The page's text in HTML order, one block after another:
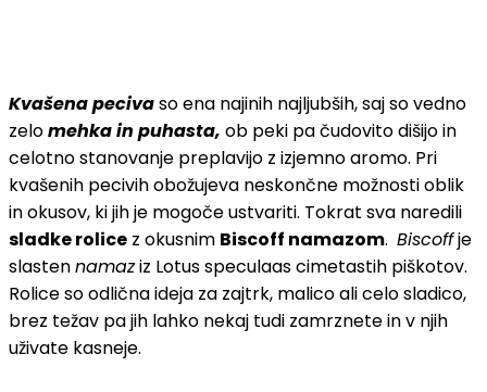
Kvašena pecivaso ena najinih najljubših, saj so vedno
zelomehka in puhasta, ob peki pa čudovito dišijo in
celotno stanovanje preplavijo z izjemno aromo. Pri
kvašenih pecivih obožujeva neskončne možnosti oblik
in okusov, ki jih je mogoče ustvariti. Tokrat sva naredili
sladke rolice z okusnim Biscoff namazom. Biscoffje
slastennamaziz Lotus speculaas cimetastih piškotov.
Rolice so odlična ideja za zajtrk, malico ali celo sladico,
brez težav pa jih lahko nekaj tudi zamrznete in v njih
uživate kasneje.